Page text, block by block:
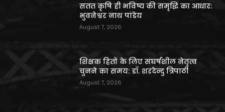
सतत कृषि ही भविष्य की समृद्धि का आधार:
भुवनेश्वर नाथ पांडेय
August 7, 2026
शिक्षक हितों के लिए संघर्षशील नेतृत्व
चुनने का समय: डॉ. शरदेन्दु त्रिपाठी
August 7, 2026